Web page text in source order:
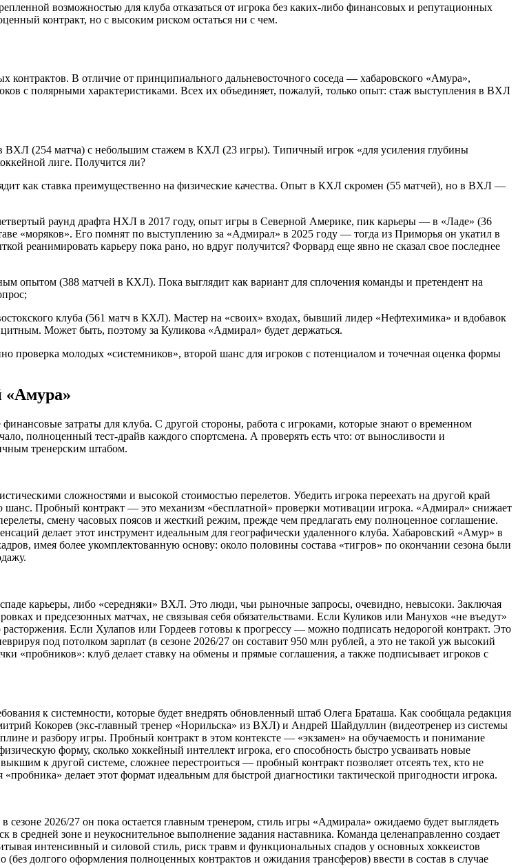
возможностью для клуба отказаться от игрока без каких-либо финансовых и репутационных
контракт, но с высоким риском остаться ни с чем.
В отличие от принципиального дальневосточного соседа — хабаровского «Амура»,
с полярными характеристиками. Всех их объединяет, пожалуй, только опыт: стаж выступления в ВХЛ
(254 матча) с небольшим стажем в КХЛ (23 игры). Типичный игрок «для усиления глубины
лиге. Получится ли?
как ставка преимущественно на физические качества. Опыт в КХЛ скромен (55 матчей), но в ВХЛ —
раунд драфта НХЛ в 2017 году, опыт игры в Северной Америке, пик карьеры — в «Ладе» (36
«моряков». Его помнят по выступлению за «Адмирал» в 2025 году — тогда из Приморья он укатил в
реанимировать карьеру пока рано, но вдруг получится? Форвард еще явно не сказал свое последнее
опытом (388 матчей в КХЛ). Пока выглядит как вариант для сплочения команды и претендент на
клуба (561 матч в КХЛ). Мастер на «своих» входах, бывший лидер «Нефтехимика» и вдобавок
Может быть, поэтому за Куликова «Адмирал» будет держаться.
проверка молодых «системников», второй шанс для игроков с потенциалом и точечная оценка формы
«Амура»
затраты для клуба. С другой стороны, работа с игроками, которые знают о временном
полноценный тест-драйв каждого спортсмена. А проверять есть что: от выносливости и
тренерским штабом.
сложностями и высокой стоимостью перелетов. Убедить игрока переехать на другой край
Пробный контракт — это механизм «бесплатной» проверки мотивации игрока. «Адмирал» снижает
смену часовых поясов и жесткий режим, прежде чем предлагать ему полноценное соглашение.
делает этот инструмент идеальным для географически удаленного клуба. Хабаровский «Амур» в
имея более укомплектованную основу: около половины состава «тигров» по окончании сезона были
карьеры, либо «середняки» ВХЛ. Это люди, чьи рыночные запросы, очевидно, невысоки. Заключая
и предсезонных матчах, не связывая себя обязательствами. Если Куликов или Манухов «не въедут»
Если Хулапов или Гордеев готовы к прогрессу — можно подписать недорогой контракт. Это
под потолком зарплат (в сезоне 2026/27 он составит 950 млн рублей, а это не такой уж высокий
«пробников»: клуб делает ставку на обмены и прямые соглашения, а также подписывает игроков с
к системности, которые будет внедрять обновленный штаб Олега Браташа. Как сообщала редакция
Кокорев (экс-главный тренер «Норильска» из ВХЛ) и Андрей Шайдуллин (видеотренер из системы
и разбору игры. Пробный контракт в этом контексте — «экзамен» на обучаемость и понимание
форму, сколько хоккейный интеллект игрока, его способность быстро усваивать новые
к другой системе, сложнее перестроиться — пробный контракт позволяет отсеять тех, кто не
делает этот формат идеальным для быстрой диагностики тактической пригодности игрока.
2026/27 он пока остается главным тренером, стиль игры «Адмирала» ожидаемо будет выглядеть
зоне и неукоснительное выполнение задания наставника. Команда целенаправленно создает
интенсивный и силовой стиль, риск травм и функциональных спадов у основных хоккеистов
долгого оформления полноценных контрактов и ожидания трансферов) ввести в состав в случае